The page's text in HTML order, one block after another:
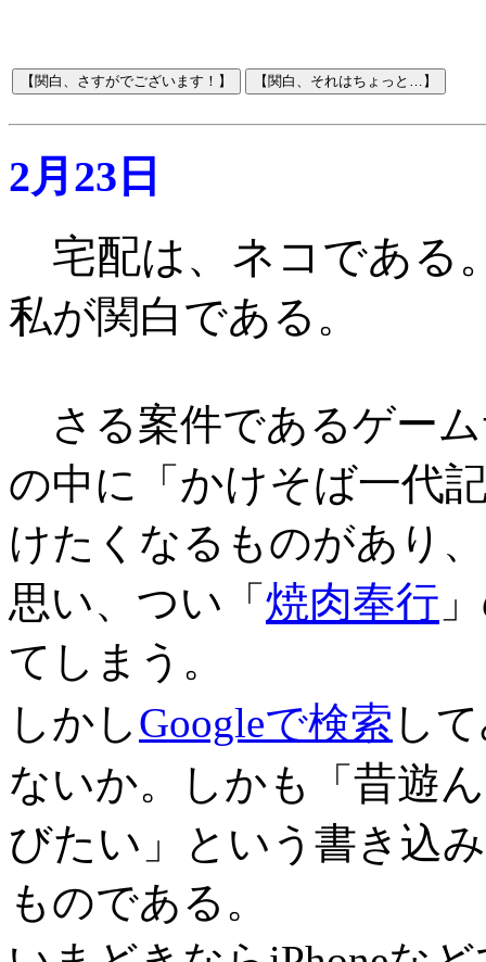
2月23日
宅配は、ネコである
私が関白である 。
さる案件であるゲー
の中に「 かけそば一代
けたくなるものがあり
思い、つい「 焼肉奉行
てしまう。
しかしGoogleで検索 し
ないか。しかも「 昔遊
びたい 」という書き込
ものである。